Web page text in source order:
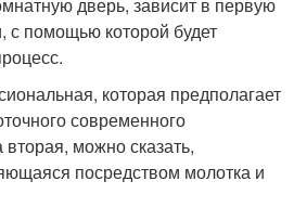
с помощью которой будет
которая предполагает
современного
можно сказать,
посредством молотка и